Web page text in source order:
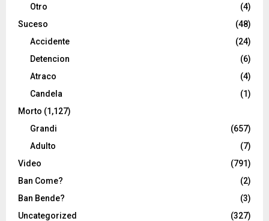
Otro
(4)
Suceso
(48)
Accidente
(24)
Detencion
(6)
Atraco
(4)
Candela
(1)
Morto (1,127)
Grandi
(657)
Adulto
(7)
Video
(791)
Ban Come?
(2)
Ban Bende?
(3)
Uncategorized
(327)